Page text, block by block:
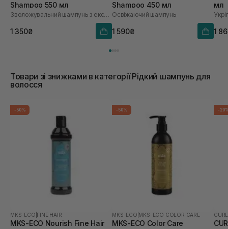
Shampoo 550 мл
Зволожувальний шампунь з екстрактом зерна
1 350₴
Shampoo 450 мл
Освіжаючий шампунь
1 590₴
мл
1
Товари зі знижками в категорії Рідкий шампунь для
волосся
-50%
MKS-ECO FINE HAIR
MKS-ECO Nourish Fine Hair
-50%
MKS-ECO MKS-ECO COLOR CARE
MKS-ECO Color Care
-